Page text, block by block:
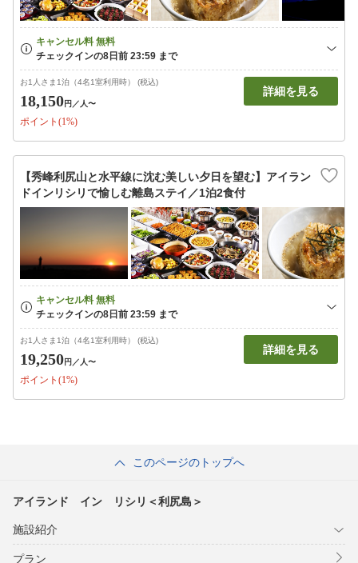
お1人さま1泊（4名1室利用時） (税込)
18,150円 ／人〜
ポイント(1%)
詳細を見る
【秀峰利尻山と水平線に沈む美しい夕日を望む】アイラン
ドインリシリで愉しむ離島ステイ／1泊2食付
お1人さま1泊（4名1室利用時） (税込)
19,250円 ／人〜
ポイント(1%)
詳細を見る
このページのトップへ
アイランド イン リシリ＜利尻島＞
施設紹介
プラン